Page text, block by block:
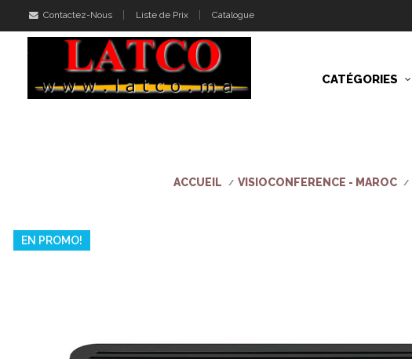
Contactez-Nous Liste de Prix Catalogue
CATÉGORIES
ACCUEIL VISIOCONFERENCE - MAROC
EN PROMO!